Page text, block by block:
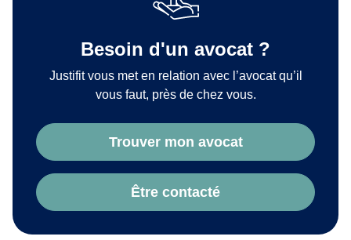
Besoin d'un avocat ?
Justifit vous met en relation avec l’avocat qu’il
vous faut, près de chez vous.
Trouver mon avocat
Être contacté